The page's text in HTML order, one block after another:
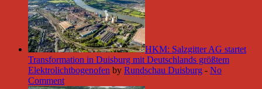
HKM: Salzgitter AG startet
Transformation in Duisburg mit Deutschlands größtem
Elektrolichtbogenofen by Rundschau Duisburg - No
Comment